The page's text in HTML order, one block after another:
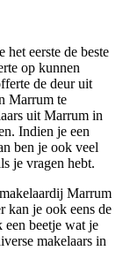
het eerste de beste
op kunnen
de deur uit
Marrum te
uit Marrum in
Indien je een
ben je ook veel
je vragen hebt.
Marrum
kan je ook eens de
een beetje wat je
makelaars in